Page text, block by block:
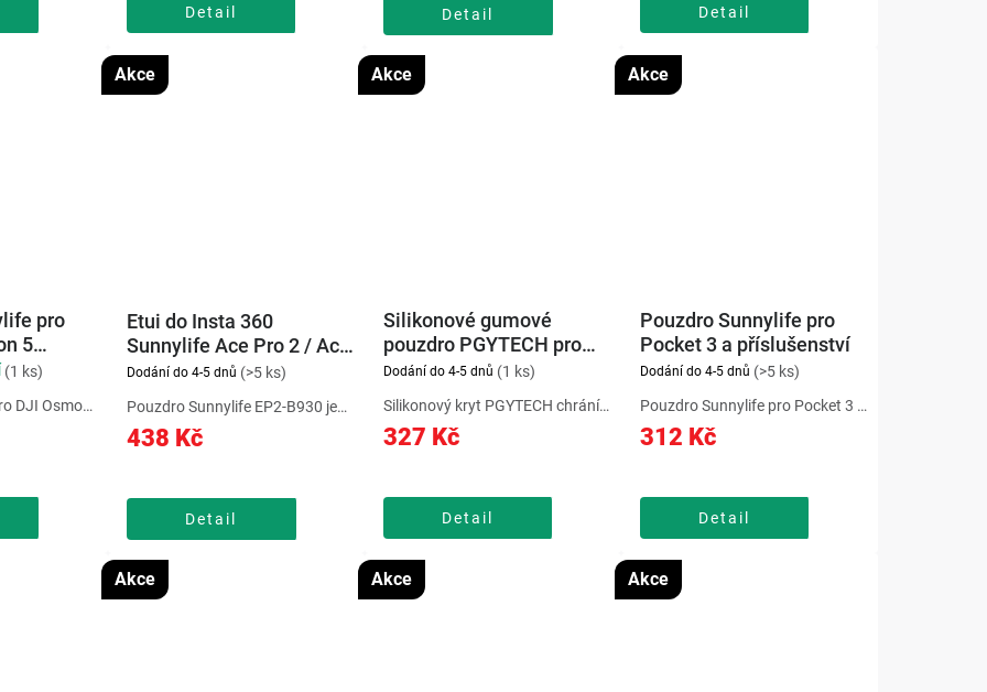
Detail
vertikálním a horizontálním
záznamem....
Detail
poutku na zápěstí a přesným...
Detail
ochranu proti nárazům....
pro
5
(1 ks)
DJI Osmo
Combo
a
Akce
Etui do Insta 360
Sunnylife Ace Pro 2 / Ace
Pro
Dodání do 4-5 dnů (>5 ks)
438 Kč
Detail
Pouzdro Sunnylife EP2-B930 je
určeno pro kamery Insta360 Ace,
Ace Pro 2 a Ace Pro 1 a nabízí
držák a další příslušenství.
Vyrobeno je z odolné...
Akce
Silikonové gumové
pouzdro PGYTECH pro
OSMO Action (černé)
Dodání do 4-5 dnů (1 ks)
327 Kč
Detail
Silikonový kryt PGYTECH chrání
kameru DJI Osmo Action 3 i její
objektiv před nárazy, pády a
odolného a příjemného silikonu,
který dobře sedí a...
Akce
Pouzdro Sunnylife pro
Pocket 3 a příslušenství
Dodání do 4-5 dnů (>5 ks)
312 Kč
Detail
Pouzdro Sunnylife pro Pocket 3 a
příslušenství pomůže chránit
zařízení před poškrábáním,
opotřebením. Speciálně navržené
přihrádky jsou ideální pro...
Akce Akce Akce